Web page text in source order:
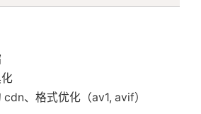
: transformToMpeg
:
cdn、格式优化（av1, avif）